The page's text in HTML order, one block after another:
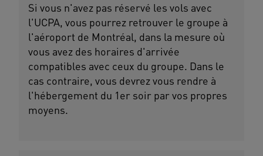
Si vous n'avez pas réservé les vols avec
l'UCPA, vous pourrez retrouver le groupe à
l'aéroport de Montréal, dans la mesure où
vous avez des horaires d'arrivée
compatibles avec ceux du groupe. Dans le
cas contraire, vous devrez vous rendre à
l'hébergement du 1er soir par vos propres
moyens.